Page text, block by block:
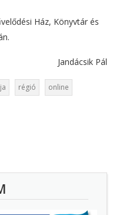
Ház, Könyvtár és
Jandácsik Pál
régió
online